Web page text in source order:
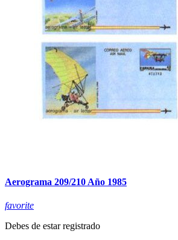
Aerograma 209/210 Año 1985
favorite
Debes de estar registrado